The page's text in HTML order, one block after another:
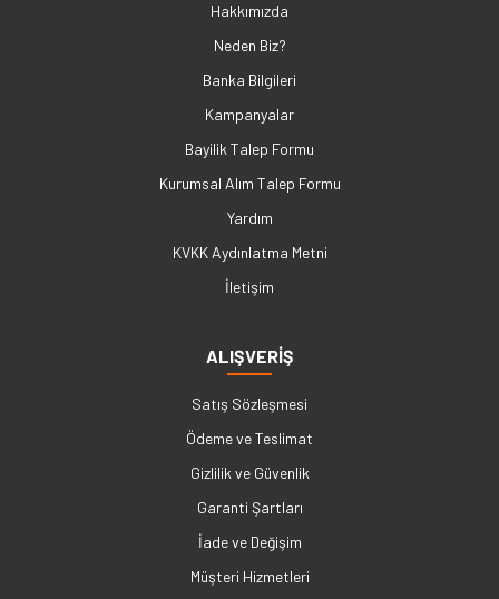
Hakkımızda
Neden Biz?
Banka Bilgileri
Kampanyalar
Bayilik Talep Formu
Kurumsal Alım Talep Formu
Yardım
KVKK Aydınlatma Metni
İletişim
ALIŞVERİŞ
Satış Sözleşmesi
Ödeme ve Teslimat
Gizlilik ve Güvenlik
Garanti Şartları
İade ve Değişim
Müşteri Hizmetleri